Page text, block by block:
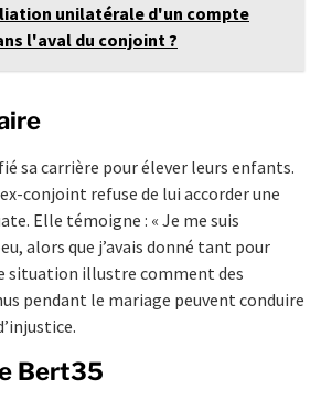
unilatérale d'un compte
l'aval du conjoint ?
sa carrière pour élever leurs enfants.
conjoint refuse de lui accorder une
Elle témoigne : « Je me suis
alors que j’avais donné tant pour
situation illustre comment des
pendant le mariage peuvent conduire
Bert35